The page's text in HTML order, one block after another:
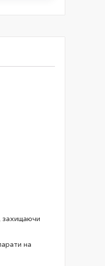
захищаючи
на